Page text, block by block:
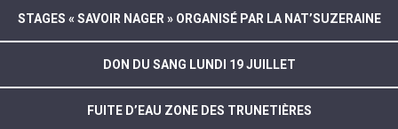
STAGES « SAVOIR NAGER » ORGANISÉ PAR LA NAT’SUZERAINE
DON DU SANG LUNDI 19 JUILLET
FUITE D’EAU ZONE DES TRUNETIÈRES